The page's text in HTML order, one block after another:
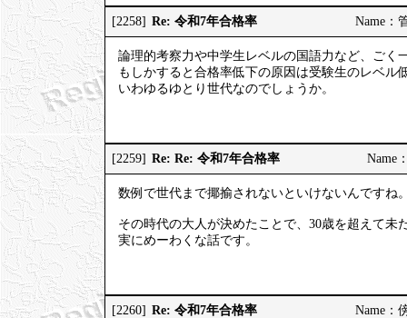
[2258] Re: 令和7年合格率 Name：
論理的考察力や中学生レベルの国語力など、ごく
もしかすると合格率低下の原因は受験生のレベル
いわゆるゆとり世代なのでしょうか。
[2259] Re: Re: 令和7年合格率 Name
数例で世代まで揶揄されないといけないんですね
その時代の大人が決めたことで、30歳を超えて未
実にめーわくな話です。
[2260] Re: 令和7年合格率 Name：